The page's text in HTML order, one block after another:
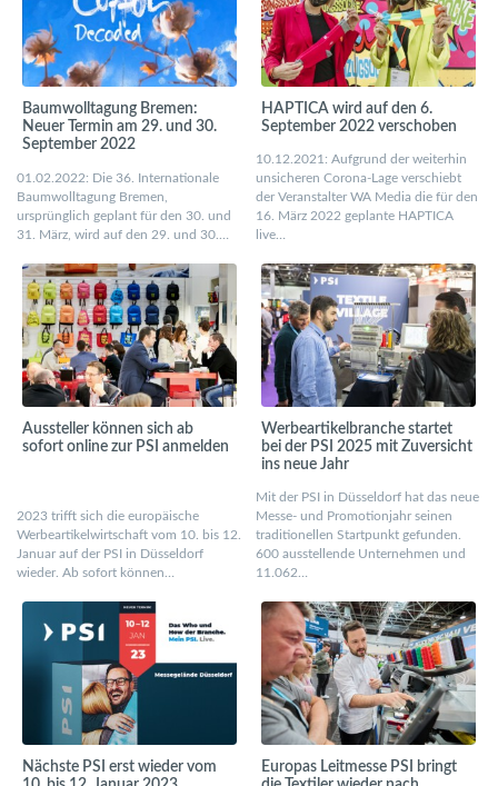
Baumwolltagung Bremen:
Neuer Termin am 29. und 30.
September 2022
01.02.2022: Die 36. Internationale
Baumwolltagung Bremen,
ursprünglich geplant für den 30. und
31. März, wird auf den 29. und 30.…
HAPTICA wird auf den 6.
September 2022 verschoben
10.12.2021: Aufgrund der weiterhin
unsicheren Corona-Lage verschiebt
der Veranstalter WA Media die für den
16. März 2022 geplante HAPTICA
live…
Aussteller können sich ab
sofort online zur PSI anmelden
2023 trifft sich die europäische
Werbeartikelwirtschaft vom 10. bis 12.
Januar auf der PSI in Düsseldorf
wieder. Ab sofort können…
Werbeartikelbranche startet
bei der PSI 2025 mit Zuversicht
ins neue Jahr
Mit der PSI in Düsseldorf hat das neue
Messe- und Promotionjahr seinen
traditionellen Startpunkt gefunden.
600 ausstellende Unternehmen und
11.062…
Nächste PSI erst wieder vom
Europas Leitmesse PSI bringt